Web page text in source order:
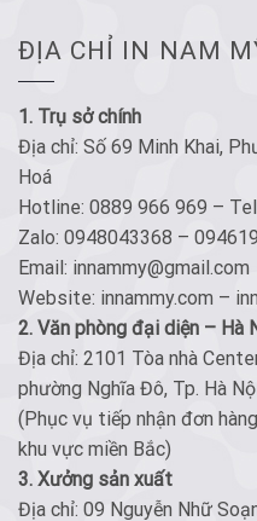
ĐỊA CHỈ IN NAM
1. Trụ sở chính
Địa chỉ: Số 69 Minh Khai,
Hoá
Hotline: 0889 966 969 –
Zalo: 0948043368 –
Email: innammy@gmail.com
Website: innammy.com –
2. Văn phòng đại diện – Hà
Địa chỉ: 2101 Tòa nhà
phường Nghĩa Đô, Tp. Hà
(Phục vụ tiếp nhận đơn
khu vực miền Bắc)
3. Xưởng sản xuất
Địa chỉ: 09 Nguyễn Nhữ